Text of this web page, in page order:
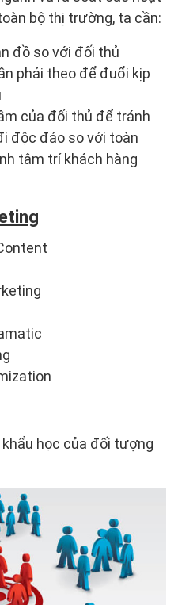
bộ thị trường, ta cần:
đồ so với đối thủ
phải theo để đuổi kịp
của đối thủ để tránh
độc đáo so với toàn
tâm trí khách hàng
học của đối tượng